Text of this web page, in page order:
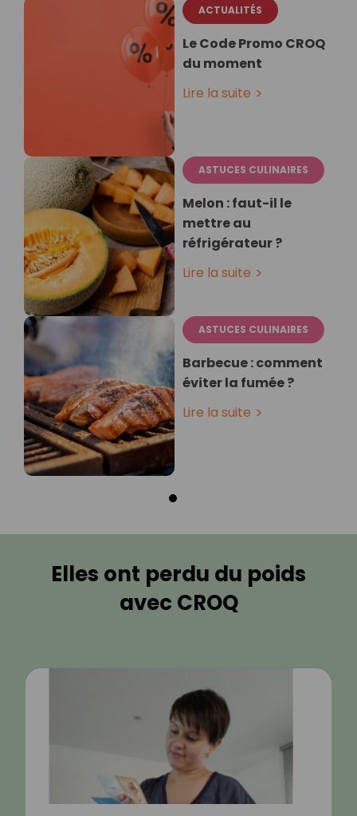
ACTUALITÉS
Le Code Promo CROQ
du moment
Lire la suite
ASTUCES CULINAIRES
Melon : faut-il le
mettre au
réfrigérateur ?
Lire la suite
ASTUCES CULINAIRES
Barbecue : comment
éviter la fumée ?
Lire la suite
Elles ont perdu du poids
avec CROQ